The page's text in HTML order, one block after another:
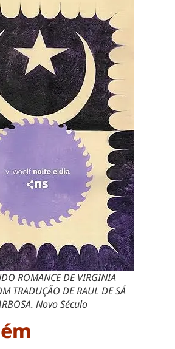
ROMANCE DE VIRGINIA
TRADUÇÃO DE RAUL DE SÁ
Novo Século